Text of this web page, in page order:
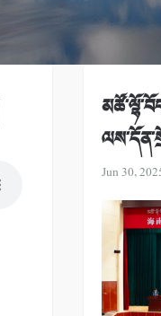
Jun 30,